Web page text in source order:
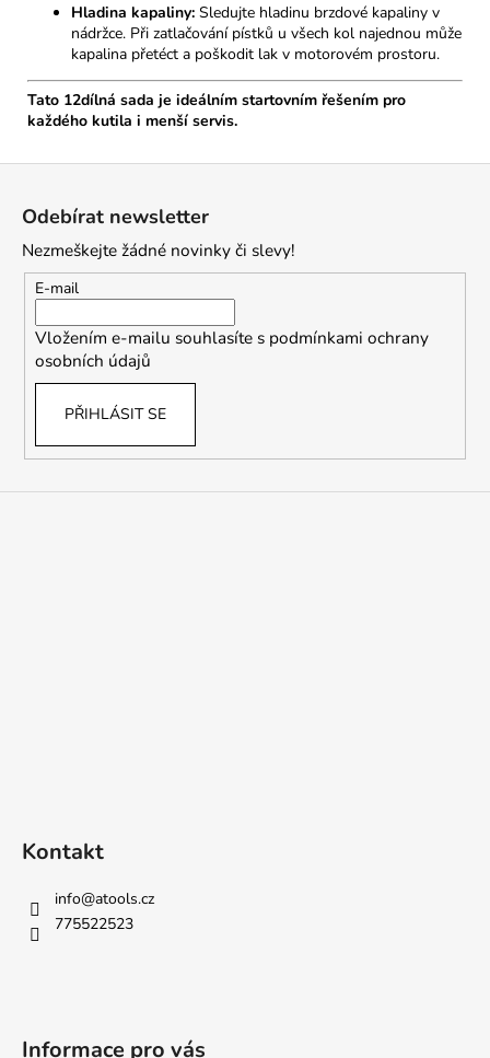
Hladina kapaliny: Sledujte hladinu brzdové kapaliny v
nádržce. Při zatlačování pístků u všech kol najednou může
kapalina přetéct a poškodit lak v motorovém prostoru.
Tato 12dílná sada je ideálním startovním řešením pro
každého kutila i menší servis.
Odebírat newsletter
Nezmeškejte žádné novinky či slevy!
E-mail
Vložením e-mailu souhlasíte s podmínkami ochrany
osobních údajů
PŘIHLÁSIT SE
Kontakt
info@atools.cz
775522523
Informace pro vás